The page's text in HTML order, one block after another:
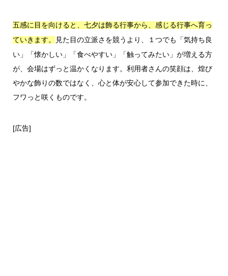
五感に目を向けると、七夕は飾る行事から、感じる行事へ育っ
ていきます。
見た目の立派さを競うより、１つでも「気持ち良
い」「懐かしい」「食べやすい」「触ってみたい」が増える方
が、会場はずっと温かくなります。利用者さんの笑顔は、煌び
やかな飾りの数ではなく、心と体が安心して参加できた時に、
フワっと咲くものです。
[広告]